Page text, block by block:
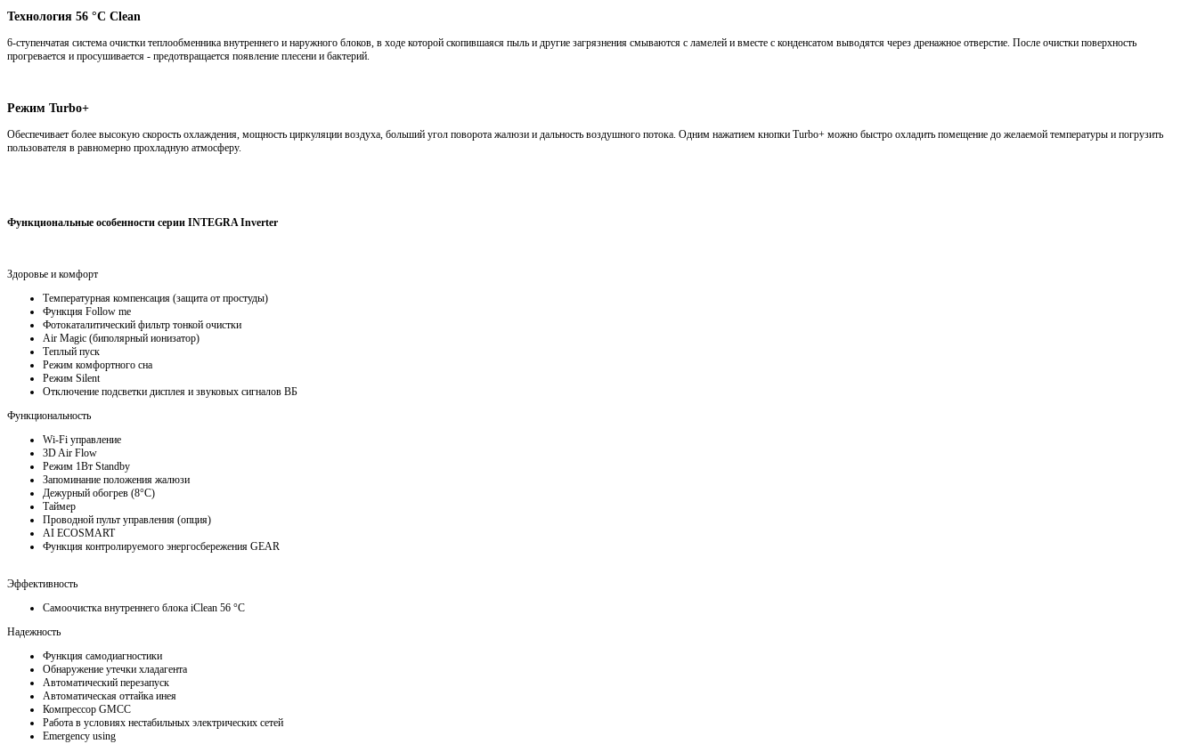
Технология 56 °C Clean
6-ступенчатая система очистки теплообменника внутреннего и наружного блоков, в ходе которой скопившаяся пыль и другие загрязнения смываются с ламелей и вместе с конденсатом выводятся через дренажное отверстие. После очистки поверхность
прогревается и просушивается - предотвращается появление плесени и бактерий.
Режим Turbo+
Обеспечивает более высокую скорость охлаждения, мощность циркуляции воздуха, больший угол поворота жалюзи и дальность воздушного потока. Одним нажатием кнопки Turbo+ можно быстро охладить помещение до желаемой температуры и погрузить
пользователя в равномерно прохладную атмосферу.
Функциональные особенности серии INTEGRA Inverter
Здоровье и комфорт
Температурная компенсация (защита от простуды)
Функция Follow me
Фотокаталитический фильтр тонкой очистки
Air Magic (биполярный ионизатор)
Теплый пуск
Режим комфортного сна
Режим Silent
Отключение подсветки дисплея и звуковых сигналов ВБ
Функциональность
Wi-Fi управление
3D Air Flow
Режим 1Вт Standby
Запоминание положения жалюзи
Дежурный обогрев (8°С)
Таймер
Проводной пульт управления (опция)
AI ECOSMART
Функция контролируемого энергосбережения GEAR
Эффективность
Самоочистка внутреннего блока iClean 56 °C
Надежность
Функция самодиагностики
Обнаружение утечки хладагента
Автоматический перезапуск
Автоматическая оттайка инея
Компрессор GMCC
Работа в условиях нестабильных электрических сетей
Emergency using